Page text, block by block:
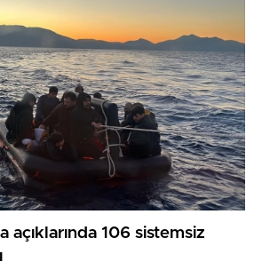
açıklarında 106 sistemsiz